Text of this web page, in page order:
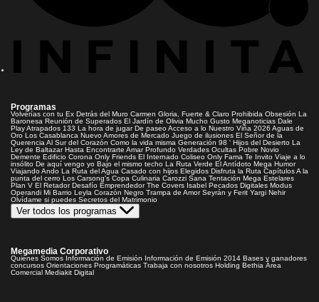
Programas
Volverías con tu Ex Detrás del Muro Carmen Gloria, Fuerte & Claro Prohibida Obsesión La
Baronesa Reunión de Superados El Jardín de Olivia Mucho Gusto Meganoticias Dale
PlayAtrapados 133 La hora de jugar De paseoAcceso a lo Nuestro Viña 2026 Aguas de
Oro Los Casablanca Nuevo Amores de Mercado Juego de ilusiones El Señor de la
Querencia Al Sur del Corazón Como la vida misma Generación 98 ' Hijos del Desierto La
Ley de Baltazar Hasta Encontrarte Amar Profundo Verdades Ocultas Pobre Novio
Demente Edificio Corona Only Friends El Internado Coliseo Only Fama Te Invito Viaje a lo
insólito De aquí vengo yo Bajo el mismo techo La Ruta Verde El Antídoto Mega Humor
Viajando Ando La Ruta del Agua Casado con hijos Elegidos Disfruta la Ruta CapítulosA la
punta del cerro Los Carsong's Copa Culinaria Carozzi Sana Tentación Mega Estelares
Plan V El Retador Desafío Emprendedor The Covers Isabel Pecados Digitales Modus
Operandi Mi Barrio Leyla Corazón Negro Trampa de Amor Seyrán y Ferit Yargi Nehir
Olvídame si puedes Secretos del Matrimonio
Ver todos los programas
Megamedia Corporativo
Quienes Somos Información de Emisión Información de Emisión 2014 Bases y ganadores
concursos Orientaciones Programáticas Trabaja con nosotros Holding Bethia Área
Comercial Mediakit Digital